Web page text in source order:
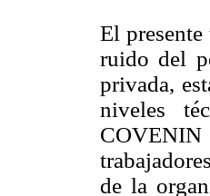
El
ruido del
privada,
niveles
COVENIN
de la